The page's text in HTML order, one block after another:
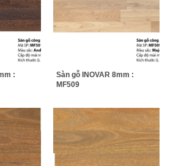
:
Sàn gỗ INOVAR 8mm :
MF509